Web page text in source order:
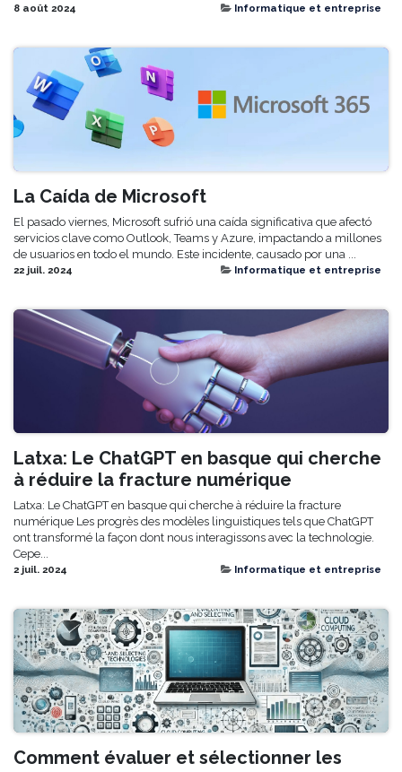
8 août 2024 Informatique et entreprise
La Caída de Microsoft
El pasado viernes, Microsoft sufrió una caída significativa que afectó
servicios clave como Outlook, Teams y Azure, impactando a millones
de usuarios en todo el mundo. Este incidente, causado por una ...
22 juil. 2024 Informatique et entreprise
Latxa: Le ChatGPT en basque qui cherche
à réduire la fracture numérique
Latxa: Le ChatGPT en basque qui cherche à réduire la fracture
numérique Les progrès des modèles linguistiques tels que ChatGPT
ont transformé la façon dont nous interagissons avec la technologie.
Cepe...
2 juil. 2024 Informatique et entreprise
Comment évaluer et sélectionner les